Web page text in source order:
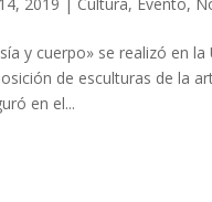
y cuerpo» se realizó en
de esculturas de la
en el...